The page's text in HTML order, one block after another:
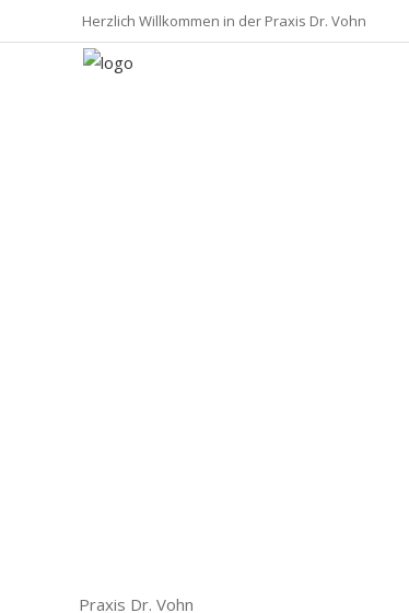
Herzlich Willkommen in der Praxis Dr. Vohn
Praxis Dr. Vohn